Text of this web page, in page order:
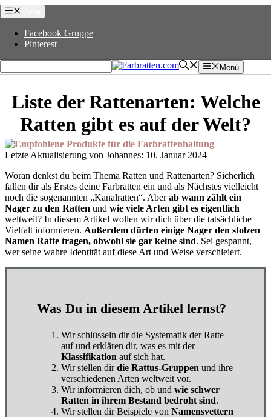
Zum
Inhalt
springenFacebook Gruppe
Pinterest
Menü
Liste der Rattenarten: Welche
Ratten gibt es auf der Welt?
10. Januar 2024
Woran denkst du beim Thema Ratten und Rattenarten? Sicherlich
fallen dir als Erstes deine Farbratten ein und als Nächstes vielleicht
noch die sogenannten „Kanalratten“. Aberab wann zählt ein
Nager zu den Ratten und wie viele Arten gibt es eigentlich
weltweit? In diesem Artikel wollen wir dich über die tatsächliche
Vielfalt informieren. Außerdem dürfen einige Nager den stolzen
Namen Ratte tragen, obwohl sie gar keine sind. Sei gespannt,
wer seine wahre Identität auf diese Art und Weise verschleiert.
Was Du in diesem Artikel lernst?
Wir schlüsseln dir die Systematik der Ratte
auf und erklären dir, was es mit der
Klassifikation auf sich hat.
Wir stellen dirdie Rattus-Gruppen und ihre
verschiedenen Arten weltweit vor.
Wir informieren dich, ob und wie schwer
Ratten in ihrem Bestand bedroht sind.
Wir stellen dir Beispiele von Namensvettern